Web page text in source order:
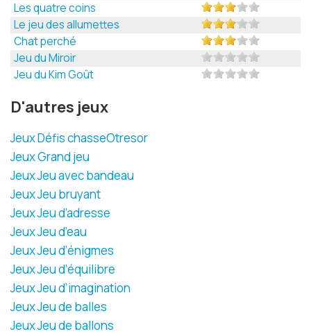
Les quatre coins
Le jeu des allumettes
Chat perché
Jeu du Miroir
Jeu du Kim Goût
D'autres jeux
Jeux Défis chasseOtresor
Jeux Grand jeu
Jeux Jeu avec bandeau
Jeux Jeu bruyant
Jeux Jeu d’adresse
Jeux Jeu d’eau
Jeux Jeu d’énigmes
Jeux Jeu d’équilibre
Jeux Jeu d’imagination
Jeux Jeu de balles
Jeux Jeu de ballons